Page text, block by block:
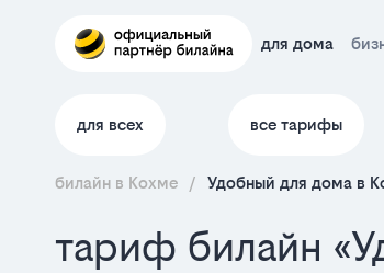
для дома
для всех все тарифы
билайн в Кохме / Удобный для дома в
тариф билайн